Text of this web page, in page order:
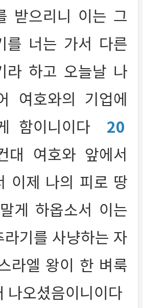
받으리니 이는 그
를 너는 가서 다른
라 하고 오늘날 나
여호와의 기업에
함이니이다
20
대 여호와 앞에서
이제 나의 피로 땅
게 하옵소서 이는
기를 사냥하는 자
라엘 왕이 한 벼룩
나오셨음이니이다